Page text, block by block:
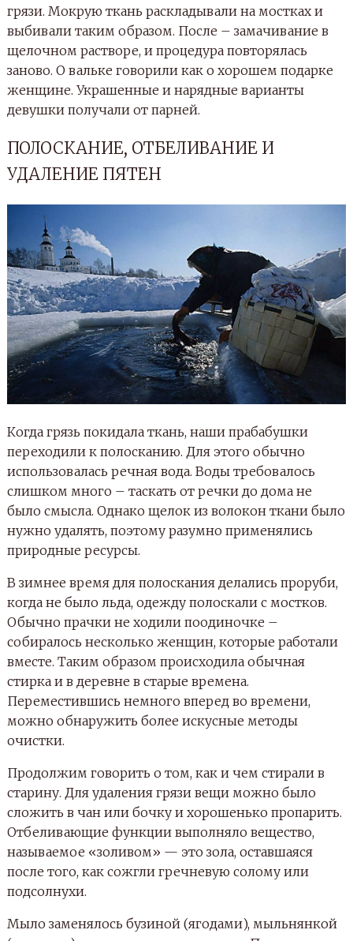
грязи. Мокрую ткань раскладывали на мостках и
выбивали таким образом. После – замачивание в
щелочном растворе, и процедура повторялась
заново. О вальке говорили как о хорошем подарке
женщине. Украшенные и нарядные варианты
девушки получали от парней.
ПОЛОСКАНИЕ, ОТБЕЛИВАНИЕ И
УДАЛЕНИЕ ПЯТЕН
Когда грязь покидала ткань, наши прабабушки
переходили к полосканию. Для этого обычно
использовалась речная вода. Воды требовалось
слишком много – таскать от речки до дома не
было смысла. Однако щелок из волокон ткани было
нужно удалять, поэтому разумно применялись
природные ресурсы.
В зимнее время для полоскания делались проруби,
когда не было льда, одежду полоскали с мостков.
Обычно прачки не ходили поодиночке –
собиралось несколько женщин, которые работали
вместе. Таким образом происходила обычная
стирка и в деревне в старые времена.
Переместившись немного вперед во времени,
можно обнаружить более искусные методы
очистки.
Продолжим говорить о том, как и чем стирали в
старину. Для удаления грязи вещи можно было
сложить в чан или бочку и хорошенько пропарить.
Отбеливающие функции выполняло вещество,
называемое «золивом» — это зола, оставшаяся
после того, как сожгли гречневую солому или
подсолнухи.
Мыло заменялось бузиной (ягодами), мыльнянкой